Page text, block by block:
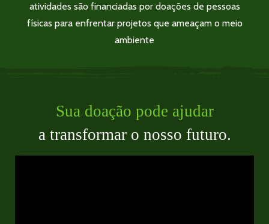
atividades são financiadas por doações de pessoas
físicas para enfrentar projetos que ameaçam o meio
ambiente
Sua doação pode ajudar
a transformar o nosso futuro.